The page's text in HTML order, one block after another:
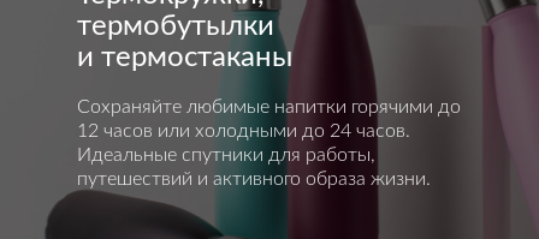
термобутылки
и термостаканы
Сохраняйте любимые напитки горячими до
12 часов или холодными до 24 часов.
Идеальные спутники для работы,
путешествий и активного образа жизни.